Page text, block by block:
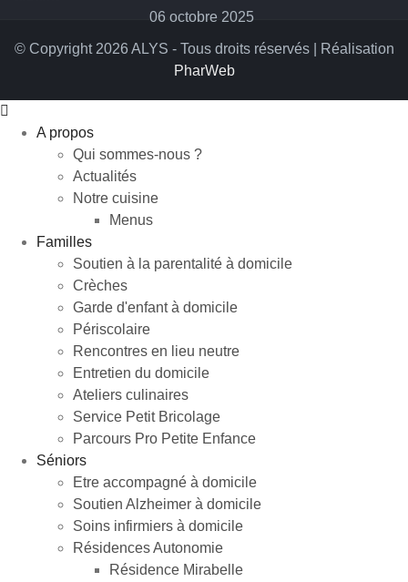
06 octobre 2025
© Copyright 2026 ALYS - Tous droits réservés | Réalisation
PharWeb
A propos
Qui sommes-nous ?
Actualités
Notre cuisine
Menus
Familles
Soutien à la parentalité à domicile
Crèches
Garde d'enfant à domicile
Périscolaire
Rencontres en lieu neutre
Entretien du domicile
Ateliers culinaires
Service Petit Bricolage
Parcours Pro Petite Enfance
Séniors
Etre accompagné à domicile
Soutien Alzheimer à domicile
Soins infirmiers à domicile
Résidences Autonomie
Résidence Mirabelle